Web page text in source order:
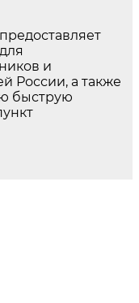
и
России, а также
быструю